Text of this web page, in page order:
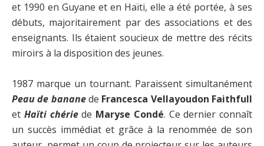
et 1990 en Guyane et en Haïti, elle a été portée, à ses
débuts, majoritairement par des associations et des
enseignants. Ils étaient soucieux de mettre des récits
miroirs à la disposition des jeunes.
1987 marque un tournant. Paraissent simultanément
Peau de bananede Francesca Vellayoudon Faithfull
et Haïti chériede Maryse Condé. Ce dernier connaît
un succès immédiat et grâce à la renommée de son